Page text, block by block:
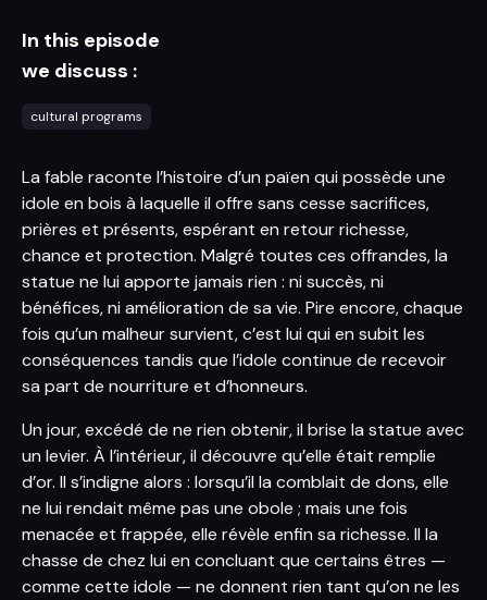
In this episode
we discuss :
cultural programs
La fable raconte l’histoire d’un païen qui possède une
idole en bois à laquelle il offre sans cesse sacrifices,
prières et présents, espérant en retour richesse,
chance et protection. Malgré toutes ces offrandes, la
statue ne lui apporte jamais rien : ni succès, ni
bénéfices, ni amélioration de sa vie. Pire encore, chaque
fois qu’un malheur survient, c’est lui qui en subit les
conséquences tandis que l’idole continue de recevoir
sa part de nourriture et d’honneurs.
Un jour, excédé de ne rien obtenir, il brise la statue avec
un levier. À l’intérieur, il découvre qu’elle était remplie
d’or. Il s’indigne alors : lorsqu’il la comblait de dons, elle
ne lui rendait même pas une obole ; mais une fois
menacée et frappée, elle révèle enfin sa richesse. Il la
chasse de chez lui en concluant que certains êtres —
comme cette idole — ne donnent rien tant qu’on ne les